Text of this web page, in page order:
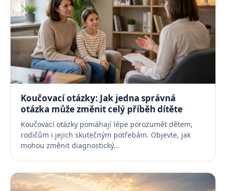
Koučovací otázky: Jak jedna správná
otázka může změnit celý příběh dítěte
Koučovací otázky pomáhají lépe porozumět dětem,
rodičům i jejich skutečným potřebám. Objevte, jak
mohou změnit diagnostický…